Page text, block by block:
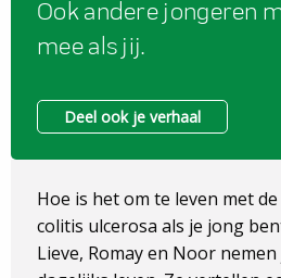
Ook andere jongeren
mee als jij.
Deel ook je verhaal
Hoe is het om te leven met
colitis ulcerosa als je jong
Lieve, Romay en Noor